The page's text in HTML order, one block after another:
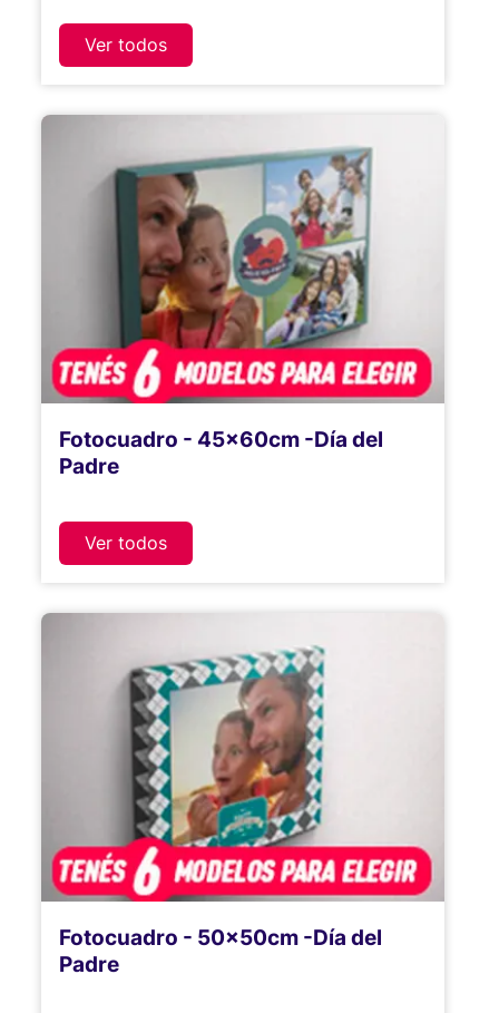
Ver todos
Fotocuadro - 45x60cm -Día del
Padre
Ver todos
Fotocuadro - 50x50cm -Día del
Padre